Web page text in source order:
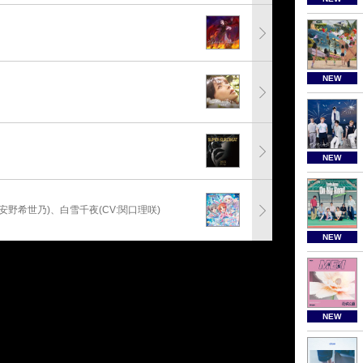
野希世乃)、白雪千夜(CV:関口理咲)
NEW
NEW
NEW
NEW